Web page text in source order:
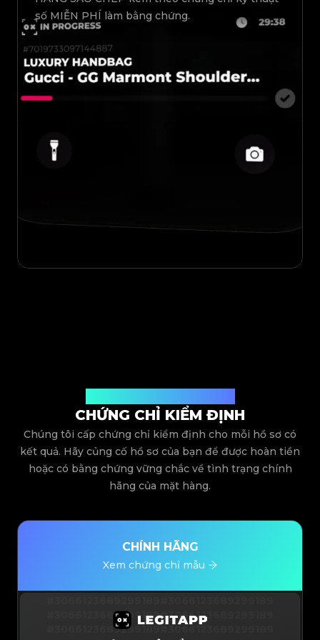
số MIỄN PHÍ làm bằng chứng.
CHỨNG CHỈ KIỂM ĐỊNH
Chúng tôi cấp chứng chỉ kiểm định cho mỗi hồ sơ có
kết quả. Hãy củng cố hồ sơ của bạn để được hoàn tiền
hoặc có bằng chứng vững chắc về tình trạng chính
hãng của mặt hàng.
CHÍNH HÃNG
Xem chứng chỉ mẫu
#3066123689299189#3066123689299189
#3066123689299189#3066123689299189